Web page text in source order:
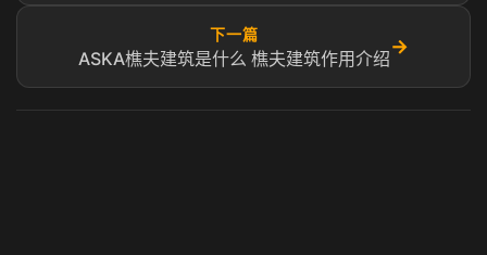
下一篇
ASKA樵夫建筑是什么 樵夫建筑作用介绍
→